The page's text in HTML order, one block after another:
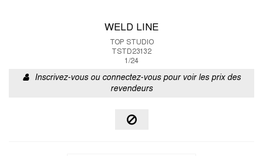
WELD LINE
TOP STUDIO
TSTD23132
1/24
Inscrivez-vous ou connectez-vous pour voir les prix des
revendeurs